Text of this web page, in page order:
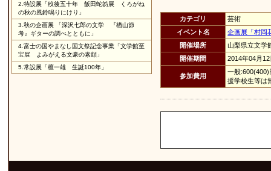
2. 特設展「歿後五十年 飯田蛇笏展 くろがね
の秋の風鈴鳴りにけり」
3. 秋の企画展 「深沢七郎の文学 『楢山節
考』ギターの調べとともに」
4. 富士の国やまなし国文祭記念事業「文学館至
宝展 よみがえる文豪の素顔」
5. 常設展「檀一雄 生誕100年」
カテゴリ
芸術
イベント名
企画展「村
開催場所
山梨県立文学
開催期間
2014年04月
参加費用
一般
援学校生等は